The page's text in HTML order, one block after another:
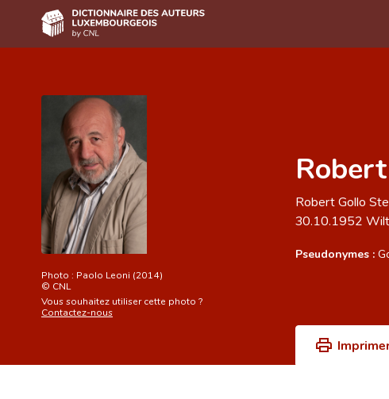
Auteur(e)s A-Z
Recherche avancée
Foire aux questions
CNL
Équipe scientifique
Contact
Photo : Paolo Leoni (2014)
© CNL
Vous souhaitez utiliser cette photo ?
Contactez-nous
Robert Gollo
30.10.1952
Pseudonymes :